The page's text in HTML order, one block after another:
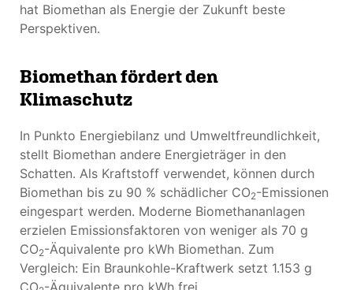
hat Biomethan als Energie der Zukunft beste
Perspektiven.
Biomethan fördert den
Klimaschutz
In Punkto Energiebilanz und Umweltfreundlichkeit,
stellt Biomethan andere Energieträger in den
Schatten. Als Kraftstoff verwendet, können durch
Biomethan bis zu 90 % schädlicher CO2-Emissionen
eingespart werden. Moderne Biomethananlagen
erzielen Emissionsfaktoren von weniger als 70 g
CO2-Äquivalente pro kWh Biomethan. Zum
Vergleich: Ein Braunkohle-Kraftwerk setzt 1.153 g